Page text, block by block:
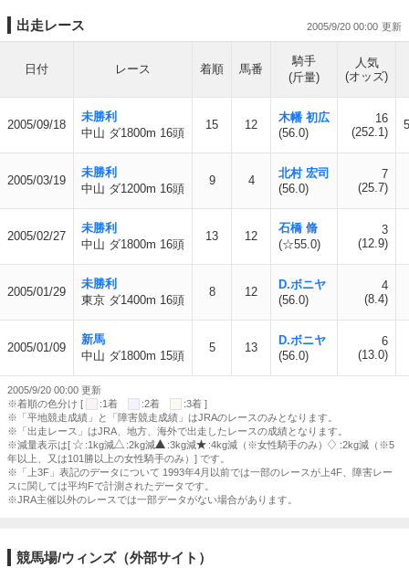
出走レース 2005/9/20 00:00
日付 レース 着順 馬番
騎手
(斤量)
人気
(オッズ)
2005/09/18
未勝利
中山 ダ1800m 16頭
15 12
木幡 初広
(56.0)
16
(252.1)
2005/03/19
未勝利
中山 ダ1200m 16頭
9 4
北村 宏司
(56.0)
7
(25.7)
2005/02/27
未勝利
中山 ダ1800m 16頭
13 12
石橋 脩
(☆55.0)
3
(12.9)
2005/01/29
未勝利
東京 ダ1400m 16頭
8 12
D.ボニヤ
(56.0)
4
(8.4)
2005/01/09
新馬
中山 ダ1800m 15頭
5 13
D.ボニヤ
(56.0)
6
(13.0)
2005/9/20 00:00 更新
※着順の色分け [
:1着 :2着
:3着 ]
※「平地競走成績」と「障害競走成績」はJRAのレースのみとなります。
※「出走レース」はJRA、地方、海外で出走したレースの成績となります。
※減量表示は[
:1kg減 :2kg減 :3kg減 :4kg減（※女性騎手のみ）
:2kg減（※5
年以上、又は101勝以上の女性騎手のみ）] です。
※「上3F」表記のデータについて 1993年4月以前では一部のレースが上4F、障害レー
スに関しては平均Fで計測されたデータです。
※JRA主催以外のレースでは一部データがない場合があります。
競馬場/ウィンズ（外部サイト）